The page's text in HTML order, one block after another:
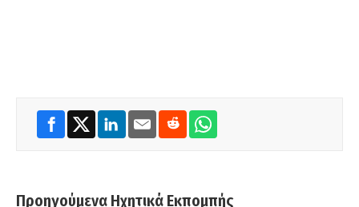
Προηγούμενα Ηχητικά Εκπομπής